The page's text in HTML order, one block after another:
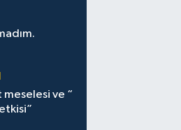
meselesi ve “